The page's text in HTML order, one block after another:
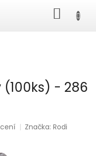
KOŠÍK
(100ks) - 286
Značka:Rodi